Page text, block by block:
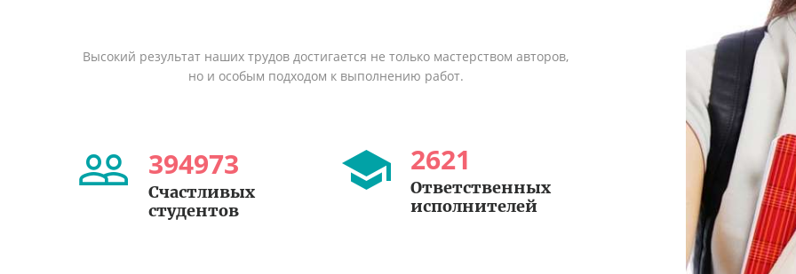
Высокий результат наших трудов достигается не только мастерством авторов,
но и особым подходом к выполнению работ.
394973
Счастливых
студентов
2621
Ответственных
исполнителей